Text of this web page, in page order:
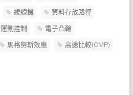
繞線機 資料存放路徑
運動控制 電子凸輪
馬格努斯效應 高速比較(CMP)